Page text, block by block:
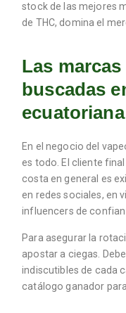
stock de las mejores
de THC, domina el
Las
buscadas
ecuatoriana
En el negocio del
es todo. El cliente
costa en general es
en redes sociales, en
influencers de
Para asegurar la
apostar a ciegas.
indiscutibles de cada
catálogo ganador